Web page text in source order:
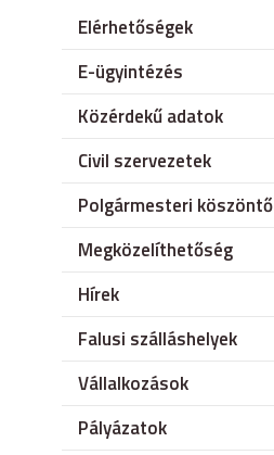
Elérhetőségek
E-ügyintézés
Közérdekű adatok
Civil szervezetek
Polgármesteri köszöntő
Megközelíthetőség
Hírek
Falusi szálláshelyek
Vállalkozások
Pályázatok